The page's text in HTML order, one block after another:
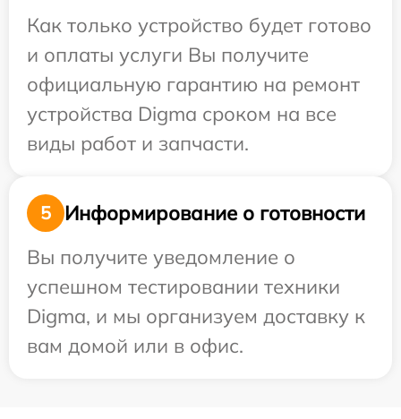
Как только устройство будет готово
и оплаты услуги Вы получите
официальную гарантию на ремонт
устройства Digma сроком на все
виды работ и запчасти.
5
Информирование о готовности
Вы получите уведомление о
успешном тестировании техники
Digma, и мы организуем доставку к
вам домой или в офис.